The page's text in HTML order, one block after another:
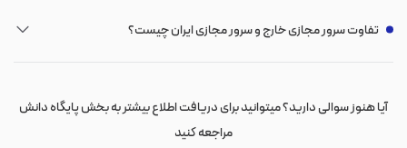
تفاوت سرور مجازی خارج و سرور مجازی ایران چیست؟
آیا هنوز سوالی دارید؟ میتوانید برای دریافت اطلاع بیشتر به بخش پایگاه دانش
مراجعه کنید